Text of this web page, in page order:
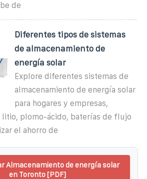
de
Diferentes tipos de sistemas
de almacenamiento de
energía solar
Explore diferentes sistemas de
almacenamiento de energía solar
para hogares y empresas,
litio, plomo-ácido, baterías de flujo
el ahorro de
Almacenamiento de energía solar
en Toronto [PDF]